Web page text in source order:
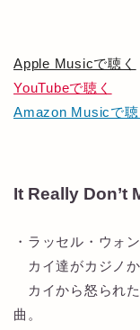
Apple Musicで聴く
YouTubeで聴く
Amazon Musicで聴
It Really Don’t
・ラッセル・ウォ
カイ達がカジノ
カイから怒られ
曲。